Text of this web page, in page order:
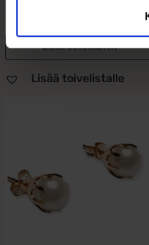
Lisää ostoskoriin
Lisää toivelistalle